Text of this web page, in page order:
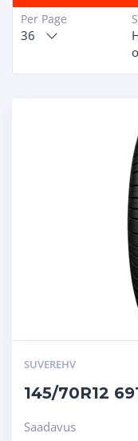
Per Page
36
SUVEREHV
145/70R12
Saadavus